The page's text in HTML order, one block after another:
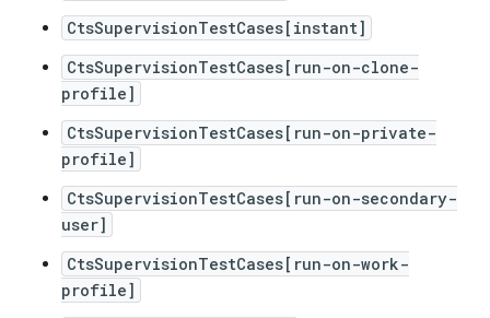
CtsSupervisionTestCases[instant]
CtsSupervisionTestCases[run-on-clone-
profile]
CtsSupervisionTestCases[run-on-private-
profile]
CtsSupervisionTestCases[run-on-secondary-
user]
CtsSupervisionTestCases[run-on-work-
profile]